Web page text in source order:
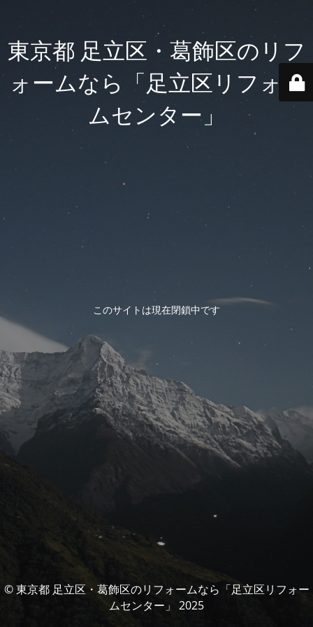
東京都 足立区・葛飾区のリフ
ォームなら「足立区リフォー
ムセンター」
このサイトは現在閉鎖中です
© 東京都 足立区・葛飾区のリフォームなら「足立区リフォー
ムセンター」 2025